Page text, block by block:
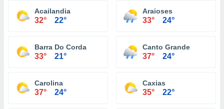
Acailandia
32° 22°
Araioses
33° 24°
Barra Do Corda
33° 21°
Canto Grande
37° 24°
Carolina
37° 24°
Caxias
35° 22°